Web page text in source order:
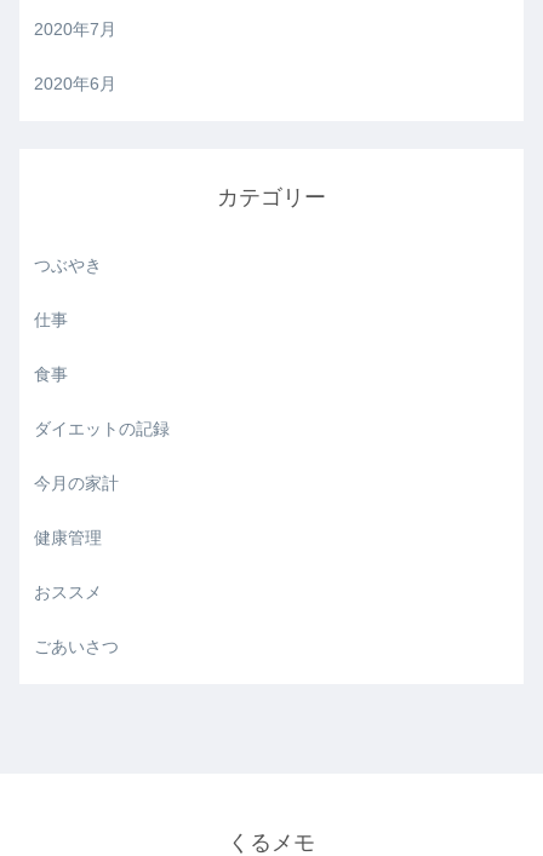
2020年7月
2020年6月
カテゴリー
つぶやき
仕事
食事
ダイエットの記録
今月の家計
健康管理
おススメ
ごあいさつ
くるメモ